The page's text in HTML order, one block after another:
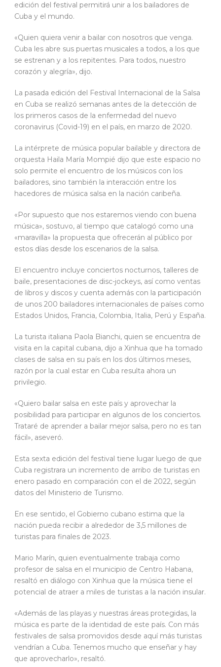
edición del festival permitirá unir a los bailadores de
Cuba y el mundo.
«Quien quiera venir a bailar con nosotros que venga.
Cuba les abre sus puertas musicales a todos, a los que
se estrenan y a los repitentes. Para todos, nuestro
corazón y alegría», dijo.
La pasada edición del Festival Internacional de la Salsa
en Cuba se realizó semanas antes de la detección de
los primeros casos de la enfermedad del nuevo
coronavirus (Covid-19) en el país, en marzo de 2020.
La intérprete de música popular bailable y directora de
orquesta Haila María Mompié dijo que este espacio no
solo permite el encuentro de los músicos con los
bailadores, sino también la interacción entre los
hacedores de música salsa en la nación caribeña.
«Por supuesto que nos estaremos viendo con buena
música», sostuvo, al tiempo que catalogó como una
«maravilla» la propuesta que ofrecerán al público por
estos días desde los escenarios de la salsa.
El encuentro incluye conciertos nocturnos, talleres de
baile, presentaciones de disc-jockeys, así como ventas
de libros y discos y cuenta además con la participación
de unos 200 bailadores internacionales de países como
Estados Unidos, Francia, Colombia, Italia, Perú y España.
La turista italiana Paola Bianchi, quien se encuentra de
visita en la capital cubana, dijo a Xinhua que ha tomado
clases de salsa en su país en los dos últimos meses,
razón por la cual estar en Cuba resulta ahora un
privilegio.
«Quiero bailar salsa en este país y aprovechar la
posibilidad para participar en algunos de los conciertos.
Trataré de aprender a bailar mejor salsa, pero no es tan
fácil», aseveró.
Esta sexta edición del festival tiene lugar luego de que
Cuba registrara un incremento de arribo de turistas en
enero pasado en comparación con el de 2022, según
datos del Ministerio de Turismo.
En ese sentido, el Gobierno cubano estima que la
nación pueda recibir a alrededor de 3,5 millones de
turistas para finales de 2023.
Mario Marín, quien eventualmente trabaja como
profesor de salsa en el municipio de Centro Habana,
resaltó en diálogo con Xinhua que la música tiene el
potencial de atraer a miles de turistas a la nación insular.
«Además de las playas y nuestras áreas protegidas, la
música es parte de la identidad de este país. Con más
festivales de salsa promovidos desde aquí más turistas
vendrían a Cuba. Tenemos mucho que enseñar y hay
que aprovecharlo», resaltó.